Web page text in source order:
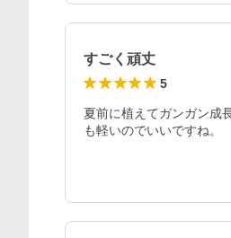
すごく頑丈
5
夏前に植えてガンガン成
も軽いのでいいですね。